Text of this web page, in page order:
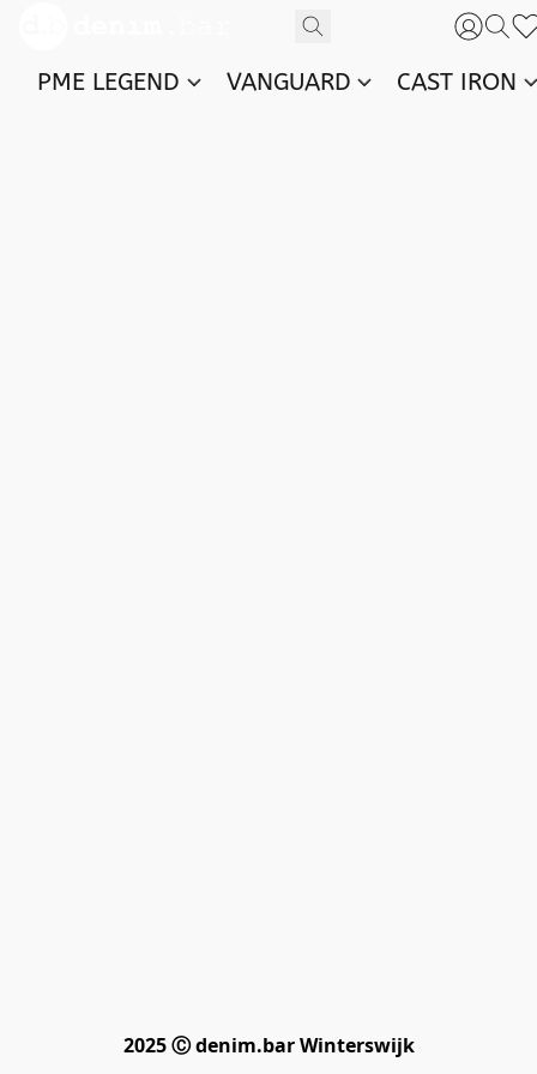
PME LEGEND VANGUARD CAST IRON
2025 Ⓒ denim.bar Winterswijk